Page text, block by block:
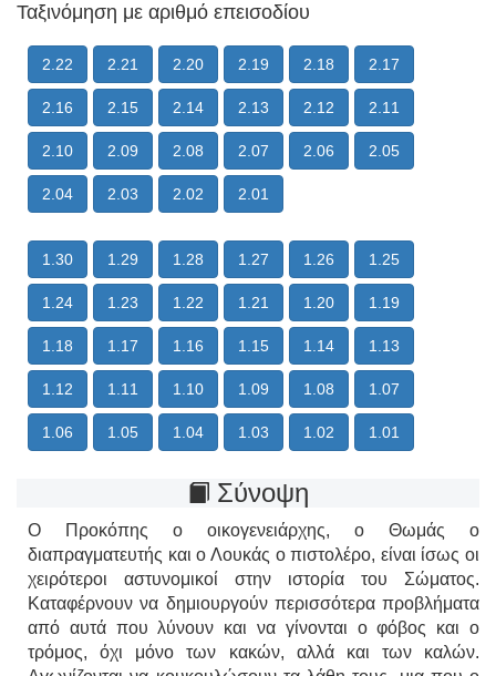
Ταξινόμηση με αριθμό επεισοδίου
2.22 2.21 2.20 2.19 2.18 2.17
2.16 2.15 2.14 2.13 2.12 2.11
2.10 2.09 2.08 2.07 2.06 2.05
2.04 2.03 2.02 2.01
1.30 1.29 1.28 1.27 1.26 1.25
1.24 1.23 1.22 1.21 1.20 1.19
1.18 1.17 1.16 1.15 1.14 1.13
1.12 1.11 1.10 1.09 1.08 1.07
1.06 1.05 1.04 1.03 1.02 1.01
Σύνοψη
Ο Προκόπης ο οικογενειάρχης, ο Θωμάς ο
διαπραγματευτής και ο Λουκάς ο πιστολέρο, είναι ίσως οι
χειρότεροι αστυνομικοί στην ιστορία του Σώματος.
Καταφέρνουν να δημιουργούν περισσότερα προβλήματα
από αυτά που λύνουν και να γίνονται ο φόβος και ο
τρόμος, όχι μόνο των κακών, αλλά και των καλών.